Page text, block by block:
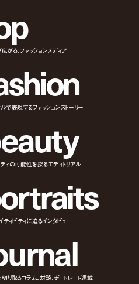
p
がる、ファッションメディア
shion
で表現するファッションストーリー
eauty
ィの可能性を探るエディトリアル
ortraits
ティビティに迫るインタビュー
urnal
り取るコラム、対談、ポートレート連載